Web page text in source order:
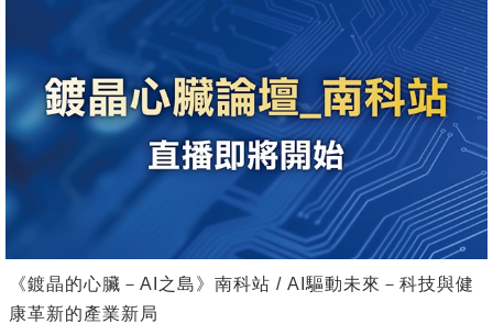
《鍍晶的心臟－AI之島》南科站 / AI驅動未來－科技與健
康革新的產業新局